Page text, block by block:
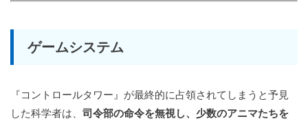
ゲームシステム
『コントロールタワー』が最終的に占領されてしまうと予見
した科学者は、 司令部の命令を無視し、少数のアニマたちを